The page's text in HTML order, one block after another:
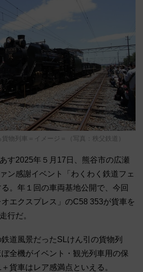
物列車＝イメージ＝（写真：秩父鉄道）
す2025年５月17日、熊谷市の広瀬
ン感謝イベント「わくわく鉄道フェ
。年１回の車両基地公開で、今回
エクスプレス」のC58 353が貨車を
行だ。
道風景だったSLけん引の貨物列
全機がイベント・観光列車用の保
貨車はレア感満点といえる。